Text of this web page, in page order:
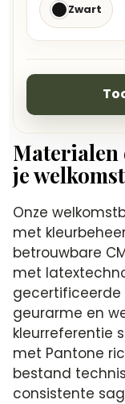
Zwart
je
Onze
met
betrouwbare
met
gecertificeerde
geurarme en
kleurreferentie
met Pantone
bestand
consistente